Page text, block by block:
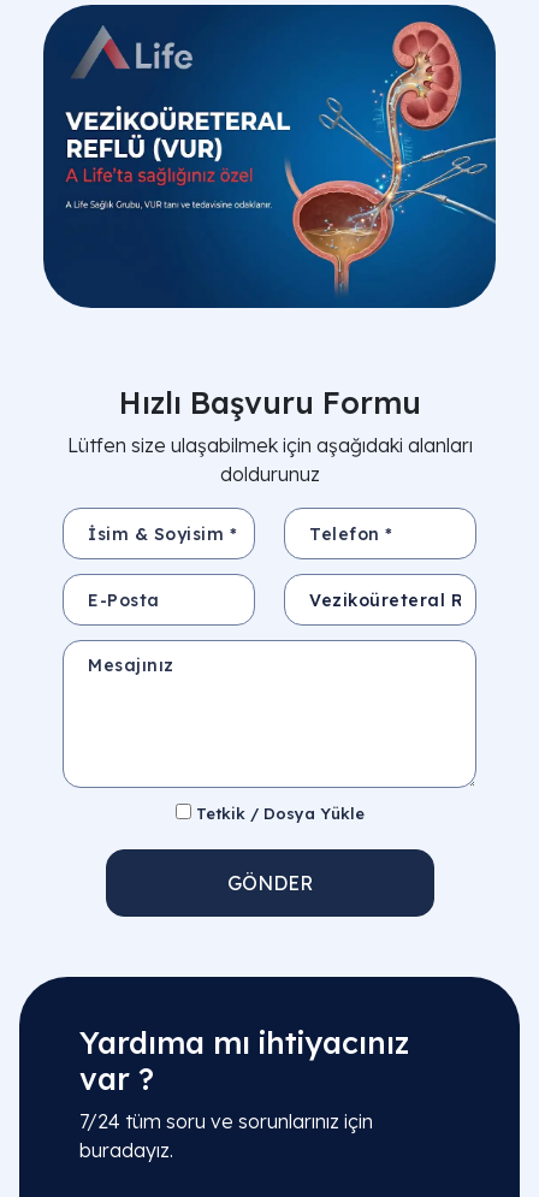
Hızlı Başvuru Formu
Lütfen size ulaşabilmek için aşağıdaki alanları
doldurunuz
İsim & Soyisim * Telefon *
E-Posta Konu
Mesajınız
Tetkik / Dosya Yükle
GÖNDER
Yardıma mı ihtiyacınız
var ?
7/24 tüm soru ve sorunlarınız için
buradayız.